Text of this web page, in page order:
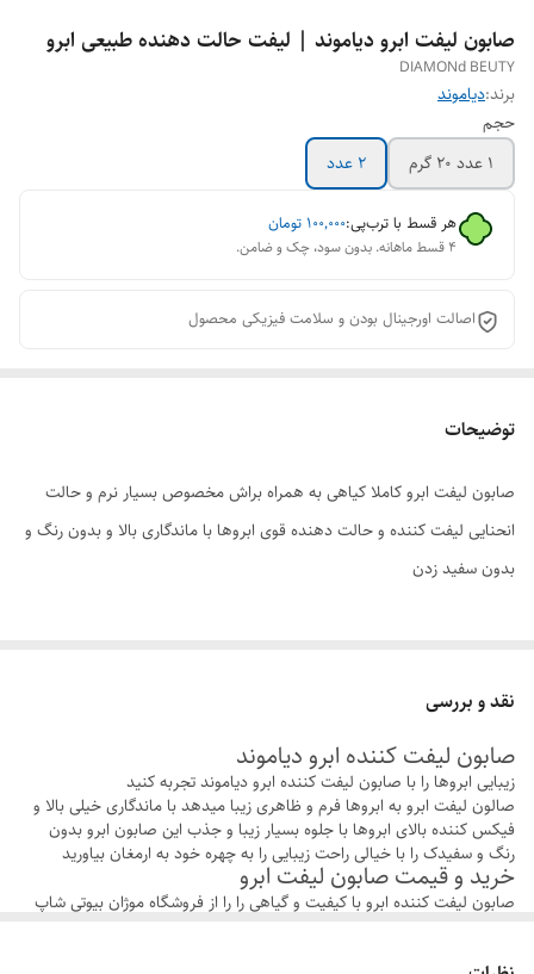
صابون لیفت ابرو دیاموند | لیفت حالت دهنده طبیعی ابرو
DIAMONd BEUTY
برند:دیاموند
حجم
۱ عدد ۲۰ گرم
۲ عدد
هر قسط با ترب‌پی:۱۰۰٬۰۰۰ تومان
۴ قسط ماهانه. بدون سود، چک و ضامن.
اصالت اورجینال بودن و سلامت فیزیکی محصول
توضیحات
صابون لیفت ابرو کاملا کیاهی به همراه براش مخصوص بسیار نرم و حالت
انحنایی لیفت کننده و حالت دهنده قوی ابروها با ماندگاری بالا و بدون رنگ و
بدون سفید زدن
نقد و بررسی
صابون لیفت کننده ابرو دیاموند
زیبایی ابروها را با صابون لیفت کننده ابرو دیاموند تجربه کنید
صالون لیفت ابرو به ابروها فرم و ظاهری زیبا میدهد با ماندگاری خیلی بالا و
فیکس کننده بالای ابروها با جلوه بسیار زیبا و جذب این صابون ابرو بدون
رنگ و سفیدک را با خیالی راحت زیبایی را به چهره خود به ارمغان بیاورید
خرید و قیمت صابون لیفت ابرو
صابون لیفت کننده ابرو با کیفیت و گیاهی را را از فروشگاه موژان بیوتی شاپ